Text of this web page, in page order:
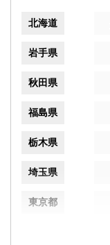
北海道
岩手県
秋田県
福島県
栃木県
埼玉県
東京都